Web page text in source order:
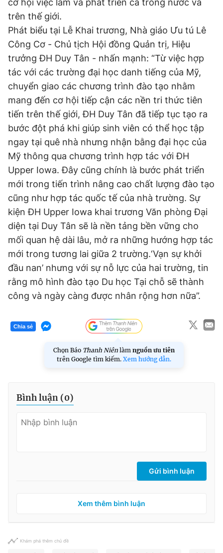
cơ hội việc làm và phát triển cả trong nước và
trên thế giới.
Phát biểu tại Lễ Khai trương, Nhà giáo Ưu tú Lê
Công Cơ - Chủ tịch Hội đồng Quản trị, Hiệu
trưởng ĐH Duy Tân - nhấn mạnh: “Từ việc hợp
tác với các trường đại học danh tiếng của Mỹ,
chuyển giao các chương trình đào tạo nhằm
mang đến cơ hội tiếp cận các nền tri thức tiên
tiến trên thế giới, ĐH Duy Tân đã tiếp tục tạo ra
bước đột phá khi giúp sinh viên có thể học tập
ngay tại quê nhà nhưng nhận bằng đại học của
Mỹ thông qua chương trình hợp tác với ĐH
Upper Iowa. Đây cũng chính là bước phát triển
mới trong tiến trình nâng cao chất lượng đào tạo
cũng như hợp tác quốc tế của nhà trường. Sự
kiện ĐH Upper Iowa khai trương Văn phòng Đại
diện tại Duy Tân sẽ là nền tảng bền vững cho
mối quan hệ dài lâu, mở ra những hướng hợp tác
mới trong tương lai giữa 2 trường.‘Vạn sự khởi
đầu nan’ nhưng với sự nỗ lực của hai trường, tin
rằng mô hình đào tạo Du học Tại chỗ sẽ thành
công và ngày càng được nhân rộng hơn nữa”.
Chia sẻ
Chọn Báo Thanh Niên làm nguồn ưu tiên
trên Google tìm kiếm. Xem hướng dẫn.
Bình luận (0)
Gửi bình luận
Xem thêm bình luận
Khám phá thêm chủ đề